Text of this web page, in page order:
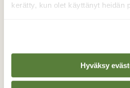
kerätty, kun olet käyttänyt heidän
Hyväksy
Aitoristikki on